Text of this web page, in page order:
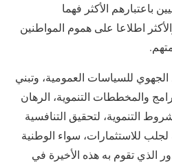
باعتبارهم الأكثر فهما
اطلاعا على هموم المواطنين
الجهوي للسياسات العمومية، وتبني
والمخططات التنموية، الرهان
التنموية، لتحقيق التنافسية
لجلب للاستثمارات، سواء الوطنية
الذي تقوم به هذه الأخيرة في